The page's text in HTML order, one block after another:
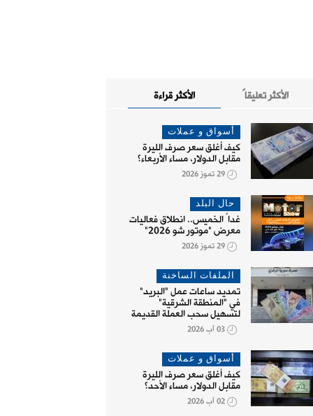
الأكثر قراءة الأكثر تعليقاً
أسواق و عملات
كيف أغلق سعر صرف الليرة
مقابل الدولار، مساء الأربعاء؟
29 تموز 2026
حال البلد
غداً الخميس.. انطلاق فعاليات
معرض "موتور شو 2026"
29 تموز 2026
الملفات الساخنة
تمديد ساعات عمل "البريد"
في "المنطقة الشرقية"
لتسهيل سحب العملة القديمة
03 آب 2026
أسواق و عملات
كيف أغلق سعر صرف الليرة
مقابل الدولار، مساء الأحد؟
02 آب 2026